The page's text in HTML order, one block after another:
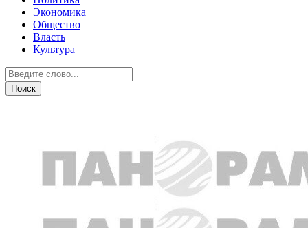
Экономика
Общество
Власть
Культура